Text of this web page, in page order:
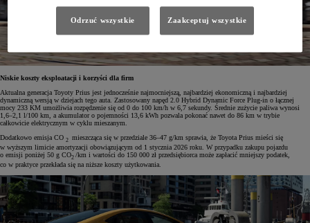
Niskie koszty eksploatacji i korzyści dla firm
Aktualna generacja Toyoty Prius jest jednocześnie najmocniejszą, najbardziej ekonomiczną i najbardziej
dynamiczną wersją w dziejach tego auta. Zastosowany napęd 2.0 Hybrid Dynamic Force Plug-in o łącznej
mocy 233 KM umożliwia rozpędzenie się od 0 do 100 km/h w 6,7 sekundy. Średnie zużycie paliwa wynosi
1,6–2,1 l/100 km, a akumulator o pojemności 13,6 kWh pozwala pokonać nawet do 86 km w trybie
całkowicie elektrycznym w cyklu mieszanym.
Dodatkowo emisja CO 2 mieszcząca się w przedziale 36–47 g/km sprawia, że Toyota Prius mieści się
w wyższym limicie amortyzacji obowiązującym od 1 stycznia 2026 roku. W przypadku zakupu pojazdu
o emisji poniżej 50 g CO2 /km i wartości do 150 000 zł przedsiębiorca może zapłacić mniejszy podatek,
co w praktyce przekłada się na niższe koszty użytkowania.
Odrzuć wszystkie Zaakceptuj wszystkie